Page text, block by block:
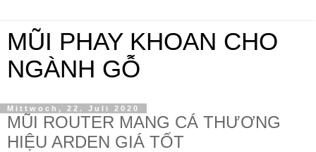
MŨI PHAY KHOAN CHO
NGÀNH GỖ
Mittwoch, 22. Juli 2020
MŨI ROUTER MANG CÁ THƯƠNG
HIỆU ARDEN GIÁ TỐT